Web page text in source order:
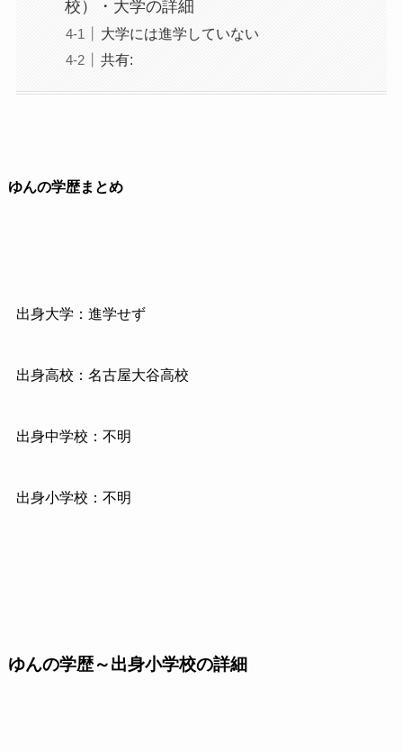
校）・大学の詳細
大学には進学していない
共有:
ゆんの学歴まとめ
出身大学：進学せず
出身高校：名古屋大谷高校
出身中学校：不明
出身小学校：不明
ゆんの学歴～出身小学校の詳細